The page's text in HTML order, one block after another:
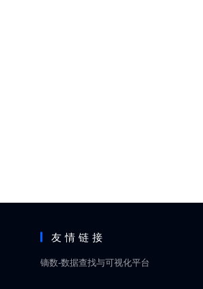
友情链接
镝数-数据查找与可视化平台